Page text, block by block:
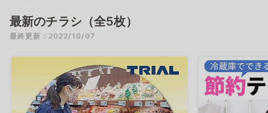
最新のチラシ（全5枚）
最終更新：2022/10/07